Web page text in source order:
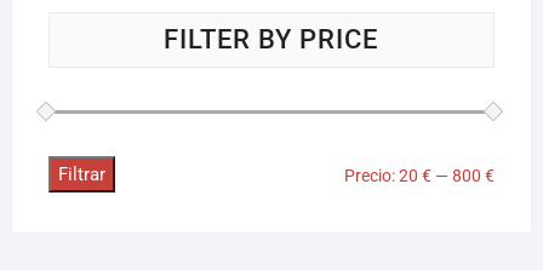
FILTER BY PRICE
Filtrar Precio:20 € —800 €